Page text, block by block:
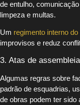
de entulho,
limpeza e multas.
Um regimento interno
improvisos e reduz
3. Atas de assembleia
Algumas regras sobre
padrão de esquadrias,
de obras podem ter sido